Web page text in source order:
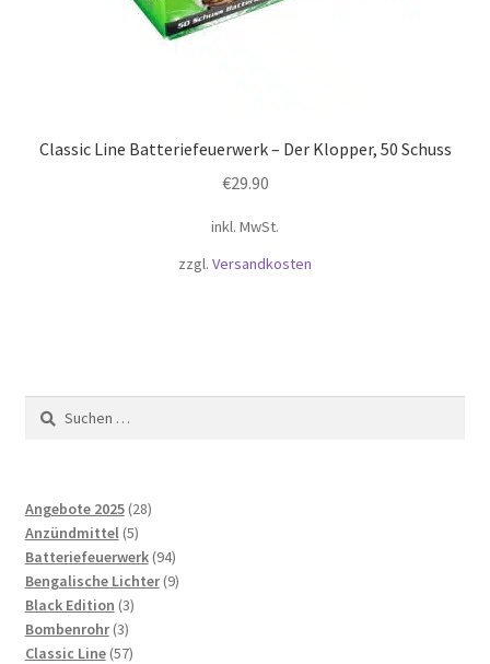
Classic Line Batteriefeuerwerk – Der Klopper, 50 Schuss
€29.90
inkl. MwSt.
zzgl. Versandkosten
Suchen
nach:
Angebote 2025 2828
Anzündmittel 55
Produkte
Batteriefeuerwerk 9494
Produkte
Bengalische Lichter 99
Black Edition 33
Bombenrohr 33
Produkte
Classic Line 5757